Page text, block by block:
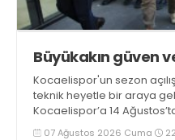
Büyükakın güven
Kocaelispor'un sezon
teknik heyetle bir araya
Kocaelispor’a 14
maratonunda başarılar
07 Ağustos 2026 Cuma